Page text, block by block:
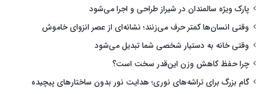
پارک ویژه سالمندان در شیراز طراحی و اجرا می‌شود
وقتی انسان‌ها کمتر حرف می‌زنند؛ نشانه‌ای از عصر انزوای خاموش
وقتی خانه به دستیار شخصی شما تبدیل می‌شود
چرا حفظ کاهش وزن این‌قدر سخت است؟
گام بزرگ برای تراشه‌های نوری؛ هدایت نور بدون ساختارهای پیچیده